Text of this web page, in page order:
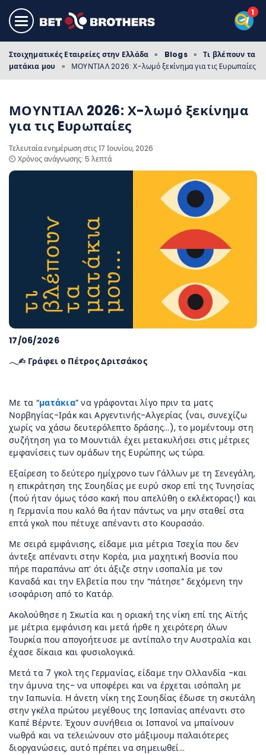
Στοιχηματικές Εταιρείες στην Ελλάδα » Blogs »
Τι βλέπουν τα
ματάκια μου
» ΜΟΥΝΤΙΑΛ 2026: Χ-λωμό ξεκίνημα για τις Eυρωπαίες
ΜΟΥΝΤΙΑΛ 2026: Χ-λωμό ξεκίνημα
για τις Eυρωπαίες
Τελευταία ενημέρωση στις 17 Ιουνίου, 2026
⏲️ Χρόνος ανάγνωσης: 5 λεπτά
17/06/2026
𓂃✍︎ Γράφει ο Πέτρος Δριτσάκος
Με τα “ματάκια” να γράφονται λίγο πριν τα ματς
Νορβηγίας-Ιράκ και Αργεντινής-Αλγερίας (ναι, συνεχίζω
χωρίς να χάσω δευτερόλεπτο δράσης…), το μομέντουμ στη
συζήτηση για το Μουντιάλ έχει μετακυλήσει στις μέτριες
εμφανίσεις των ομάδων της Ευρώπης ως τώρα.
Εξαίρεση το δεύτερο ημίχρονο των Γάλλων με τη Σενεγάλη,
η επικράτηση της Σουηδίας με ευρύ σκορ επί της Τυνησίας
(πού ήταν όμως τόσο κακή που απελύθη ο εκλέκτορας!) και
η Γερμανία που καλό θα ήταν πάντως να μην σταθεί στα
επτά γκολ που πέτυχε απέναντι στο Κουρασάο.
Με σειρά εμφάνισης, είδαμε μια μέτρια Τσεχία που δεν
άντεξε απέναντι στην Κορέα, μια μαχητική Βοσνία που
πήρε παραπάνω απ’ ότι άξιζε στην ισοπαλία με τον
Καναδά και την Ελβετία που την “πάτησε” δεχόμενη την
ισοφάριση από το Κατάρ.
Ακολούθησε η Σκωτία και η οριακή της νίκη επί της Αϊτής
με μέτρια εμφάνιση και μετά ήρθε η χειρότερη όλων
Τουρκία που απογοήτευσε με αντίπαλο την Αυστραλία και
έχασε δίκαια και φυσιολογικά.
Μετά τα 7 γκολ της Γερμανίας, είδαμε την Ολλανδία -και
την άμυνα της- να υποφέρει και να έρχεται ισόπαλη με
την Ιαπωνία. Η άνετη νίκη της Σουηδίας έδωσε τη σκυτάλη
στην γκέλα πρώτου μεγέθους της Ισπανίας απέναντι στο
Καπέ Βέρντε. Έχουν συνήθεια οι Ισπανοί να μπαίνουν
νωθρά και να τελειώνουν στο μάξιμουμ παλαιότερες
διοργανώσεις, αυτό πρέπει να σημειωθεί…